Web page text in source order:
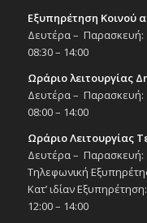
Εξυπηρέτηση Κοινού
Δευτέρα – Παρασκευή:
08:30 – 14:00
Ωράριο λειτουργίας
Δευτέρα – Παρασκευή:
08:00 – 14:00
Ωράριο Λειτουργίας
Δευτέρα – Παρασκευή:
Τηλεφωνική
Κατ’ ιδίαν Εξυπηρέτηση:
12:00 – 14:00